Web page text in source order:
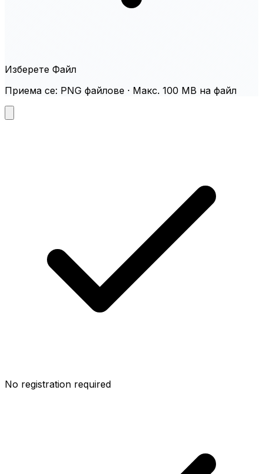
Изберете Файл
Приема се: PNG файлове · Макс. 100 MB на файл
No registration required